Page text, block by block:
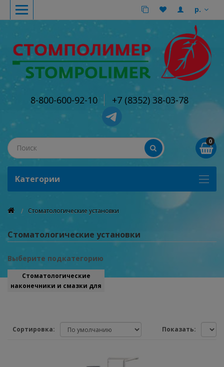
р.
8-800-600-92-10 +7 (8352) 38-03-78
0
Kатегории
Стоматологические установки
Стоматологические установки
Выберите подкатегорию
Стоматологические
наконечники и смазки для
Сортировка: Показать: